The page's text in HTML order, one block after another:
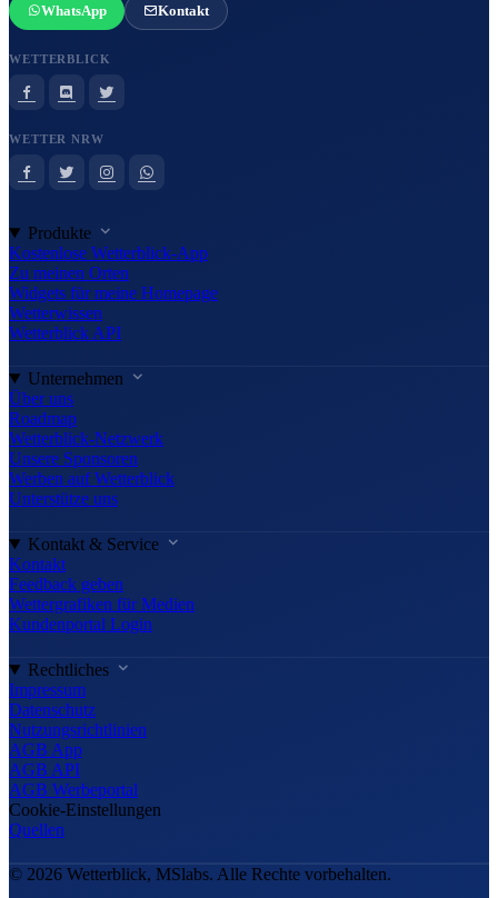
WhatsApp Kontakt
WETTERBLICK
WETTER NRW
Produkte
Kostenlose Wetterblick-App
Zu meinen Orten
Widgets für meine Homepage
Wetterwissen
Wetterblick API
Unternehmen
Über uns
Roadmap
Wetterblick-Netzwerk
Unsere Sponsoren
Werben auf Wetterblick
Unterstütze uns
Kontakt & Service
Kontakt
Feedback geben
Wettergrafiken für Medien
Kundenportal Login
Rechtliches
Impressum
Datenschutz
Nutzungsrichtlinien
AGB App
AGB API
AGB Werbeportal
Cookie-Einstellungen
Quellen
© 2026 Wetterblick, MSlabs. Alle Rechte vorbehalten.